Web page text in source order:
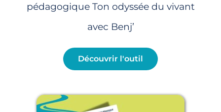
pédagogique Ton odyssée du vivant
avec Benj’
Découvrir l'outil